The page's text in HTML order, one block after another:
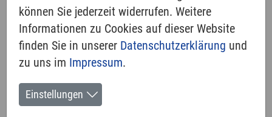
Podcast Simon Krug
2022
2021
2020
Mit der Kirche ums Dorf
können Sie jederzeit widerrufen. Weitere
Informationen zu Cookies auf dieser Website
finden Sie in unserer Datenschutzerklärung und
zu uns im Impressum.
Einstellungen